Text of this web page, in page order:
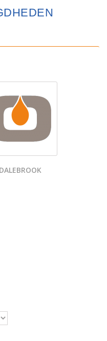
DALEBROOK